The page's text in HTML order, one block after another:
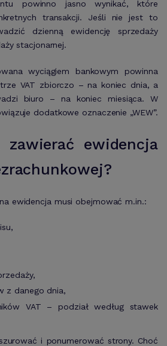
powinno jasno wynikać, które
transakcji. Jeśli nie jest to
dzienną ewidencję sprzedaży
stacjonarnej.
wyciągiem bankowym powinna
VAT zbiorczo – na koniec dnia, a
biuro – na koniec miesiąca. W
dodatkowe oznaczenie „WEW”.
zawierać ewidencja
ewidencja musi obejmować m.in.:
z danego dnia,
VAT – podział według stawek
i ponumerować strony. Choć